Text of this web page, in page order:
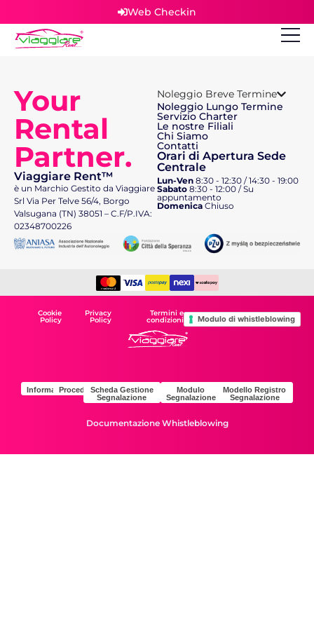
Web Checkin
Your
Rental
Partner.
Viaggiare Rent™
è un Marchio Gestito da Viaggiare
Srl Via Per Telve 56/4, Borgo
Valsugana (TN) 38051 – C.F/P.IVA:
02348700226
Noleggio Breve Termine
Noleggio Lungo Termine
Servizio Charter
Le nostre Filiali
Chi Siamo
Contatti
Orari di Apertura Sede
Centrale
Lun-Ven 8:30 - 12:30 / 14:30 - 19:00
Sabato 8:30 - 12:00 / Su
appuntamento
Domenica Chiuso
Cookie
Policy
Privacy
Policy
Termini e
condizioni Modulo di whistleblowing
Documentazione Whistleblowing
InformativaProceduraScheda Gestione
Segnalazione
Modulo
Segnalazione
Modello Registro
Segnalazione